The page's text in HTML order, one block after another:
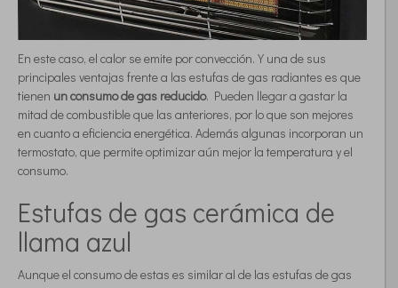
En este caso, el calor se emite por convección. Y una de sus
principales ventajas frente a las estufas de gas radiantes es que
tienen un consumo de gas reducido. Pueden llegar a gastar la
mitad de combustible que las anteriores, por lo que son mejores
en cuanto a eficiencia energética. Además algunas incorporan un
termostato, que permite optimizar aún mejor la temperatura y el
consumo.
Estufas de gas cerámica de
llama azul
Aunque el consumo de estas es similar al de las estufas de gas